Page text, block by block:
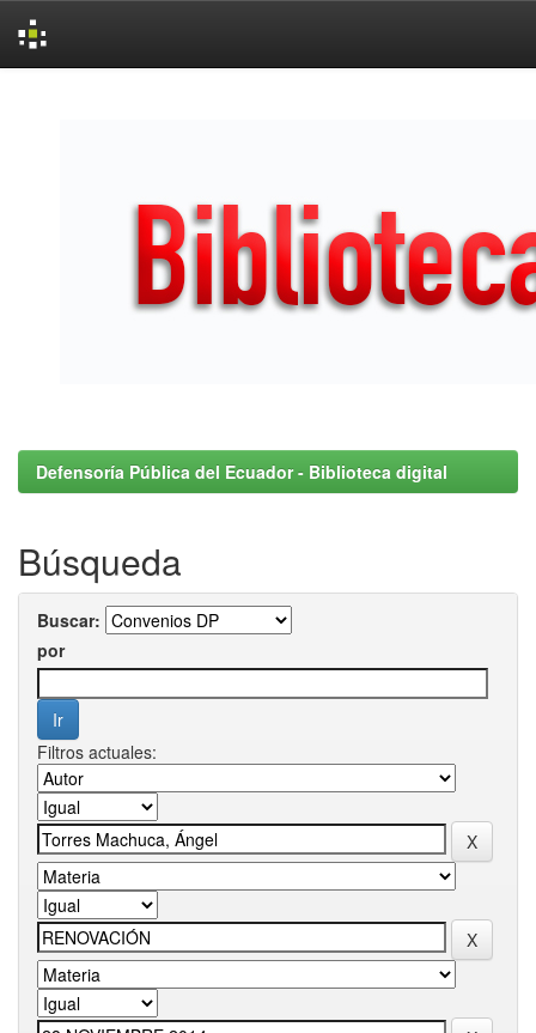
Defensoría Pública del Ecuador - Biblioteca digital
Búsqueda
Buscar:
por
Filtros actuales: